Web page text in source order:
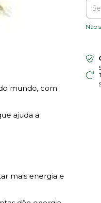
mundo, com
ajuda a
mais energia e
Não